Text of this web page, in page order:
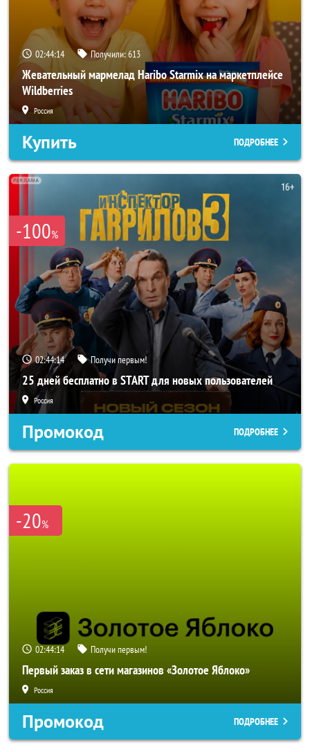
02:44:11 Получили:613
Жевательный мармелад Haribo Starmix на маркетплейсе
Wildberries
Россия
Купить ПОДРОБНЕЕ
-100%
02:44:11 Получи первым!
25 дней бесплатно в START для новых пользователей
Россия
Промокод ПОДРОБНЕЕ
-20%
02:44:11 Получи первым!
Первый заказ в сети магазинов «Золотое Яблоко»
Россия
Промокод ПОДРОБНЕЕ